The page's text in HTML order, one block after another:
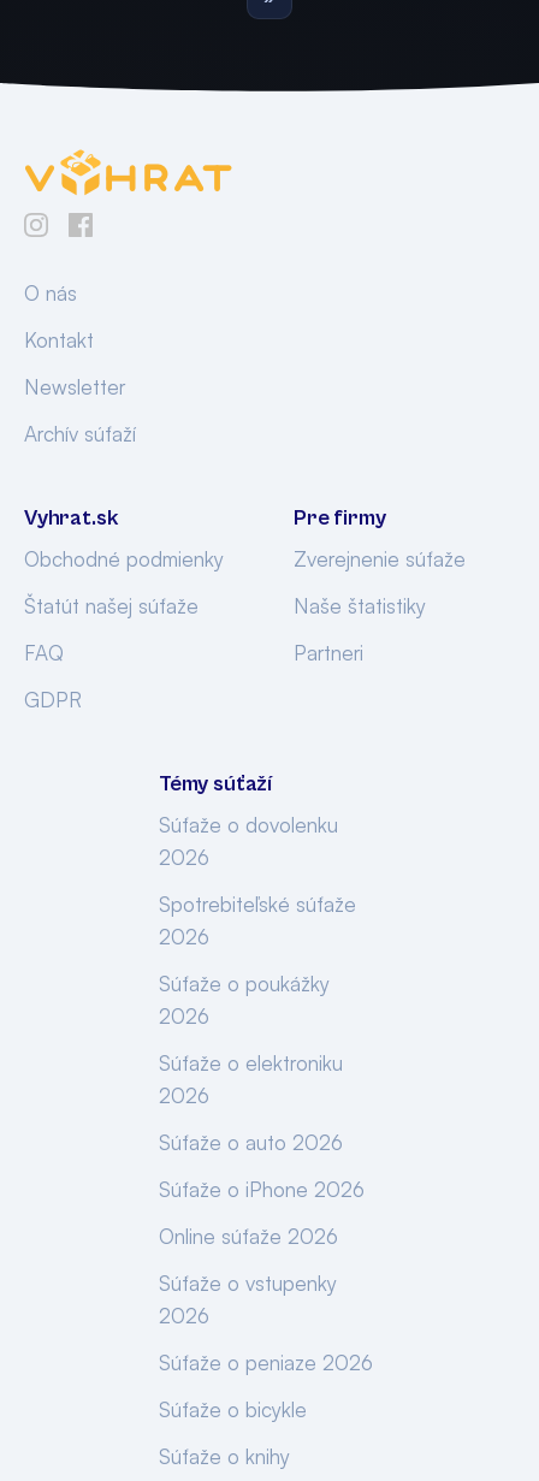
O nás
Kontakt
Newsletter
Archív súťaží
Vyhrat.sk
Obchodné podmienky
Štatút našej súťaže
FAQ
GDPR
Pre firmy
Zverejnenie súťaže
Naše štatistiky
Partneri
Témy súťaží
Súťaže o dovolenku
2026
Spotrebiteľské súťaže
2026
Súťaže o poukážky
2026
Súťaže o elektroniku
2026
Súťaže o auto 2026
Súťaže o iPhone 2026
Online súťaže 2026
Súťaže o vstupenky
2026
Súťaže o peniaze 2026
Súťaže o bicykle
Súťaže o knihy